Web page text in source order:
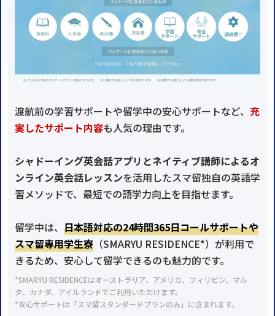
渡航前の学習サポートや留学中の安心サポートなど、 充
実したサポート内容も人気の理由です。
シャドーイング英会話アプリとネイティブ講師によるオ
ンライン英会話レッスンを活用したスマ留独自の英語学
習メソッドで、最短での語学力向上を目指せます。
留学中は、 日本語対応の24時間365日コールサポートや
スマ留専用学生寮 （SMARYU RESIDENCE*）が利用で
きるため、安心して留学できるのも魅力的です。
*SMARYU RESIDENCEはオーストラリア、アメリカ、フィリピン、マル
タ、カナダ、アイルランドでご利用いただけます。
*安心サポートは「スマ留スタンダードプランのみ」に含まれます。